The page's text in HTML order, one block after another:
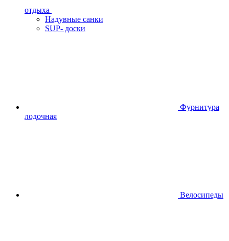
отдыха
Надувные санки
SUP- доски
Фурнитура
лодочная
Велосипеды